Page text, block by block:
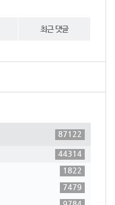
최근 댓글
87122
44314
1822
7479